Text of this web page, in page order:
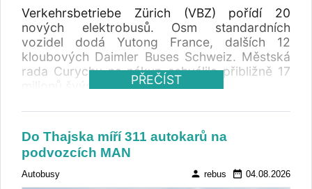
Verkehrsbetriebe Zürich (VBZ) pořídí 20
nových elektrobusů. Osm standardních
vozidel dodá Yutong France, dalších 12
kloubových Daimler Buses Schweiz. Městská
rada Curychu na nákup schválila přibližně 17
milionů švýcarských franků.
PŘEČÍST
Do Thajska míří 311 autokarů na
podvozcích MAN
Autobusy person rebus date_range 04.08.2026